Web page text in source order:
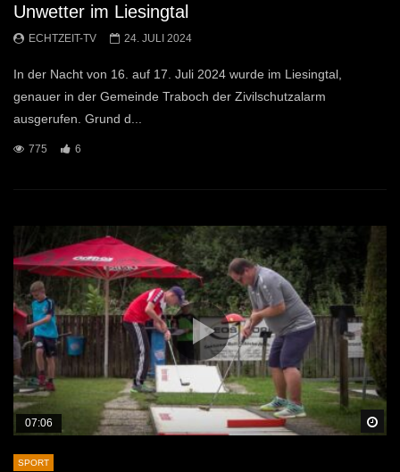
Unwetter im Liesingtal
ECHTZEIT-TV 24. JULI 2024
In der Nacht von 16. auf 17. Juli 2024 wurde im Liesingtal,
genauer in der Gemeinde Traboch der Zivilschutzalarm
ausgerufen. Grund d...
775 6
07:06
SPORT